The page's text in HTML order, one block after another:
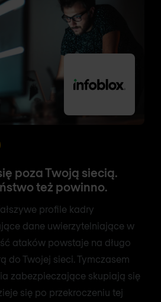
poza Twoją siecią.
też powinno.
profile kadry
dane uwierzytelniające w
ataków powstaje na długo
do Twojej sieci. Tymczasem
zabezpieczające skupiają się
się po przekroczeniu tej